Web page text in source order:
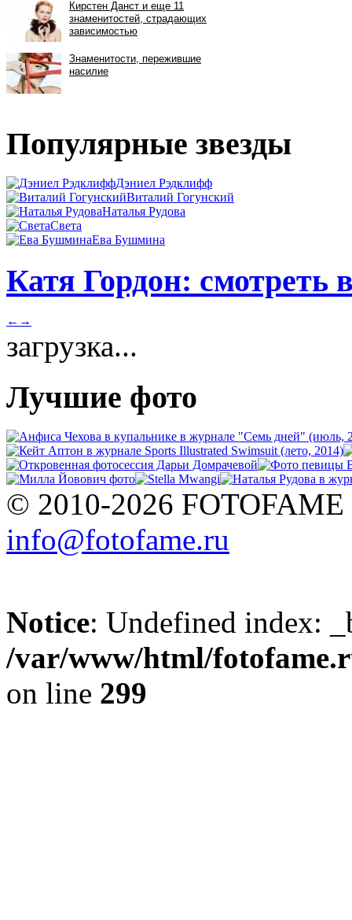
Популярные звезды
Дэниел Рэдклифф
Виталий Гогунский
Наталья Рудова
Света
Ева Бушмина
Катя Гордон: смотреть
← →
загрузка...
Лучшие фото
© 2010-2026 FOTOFAME
info@fotofame.ru
Notice: Undefined index:
/var/www/html/
on line 299